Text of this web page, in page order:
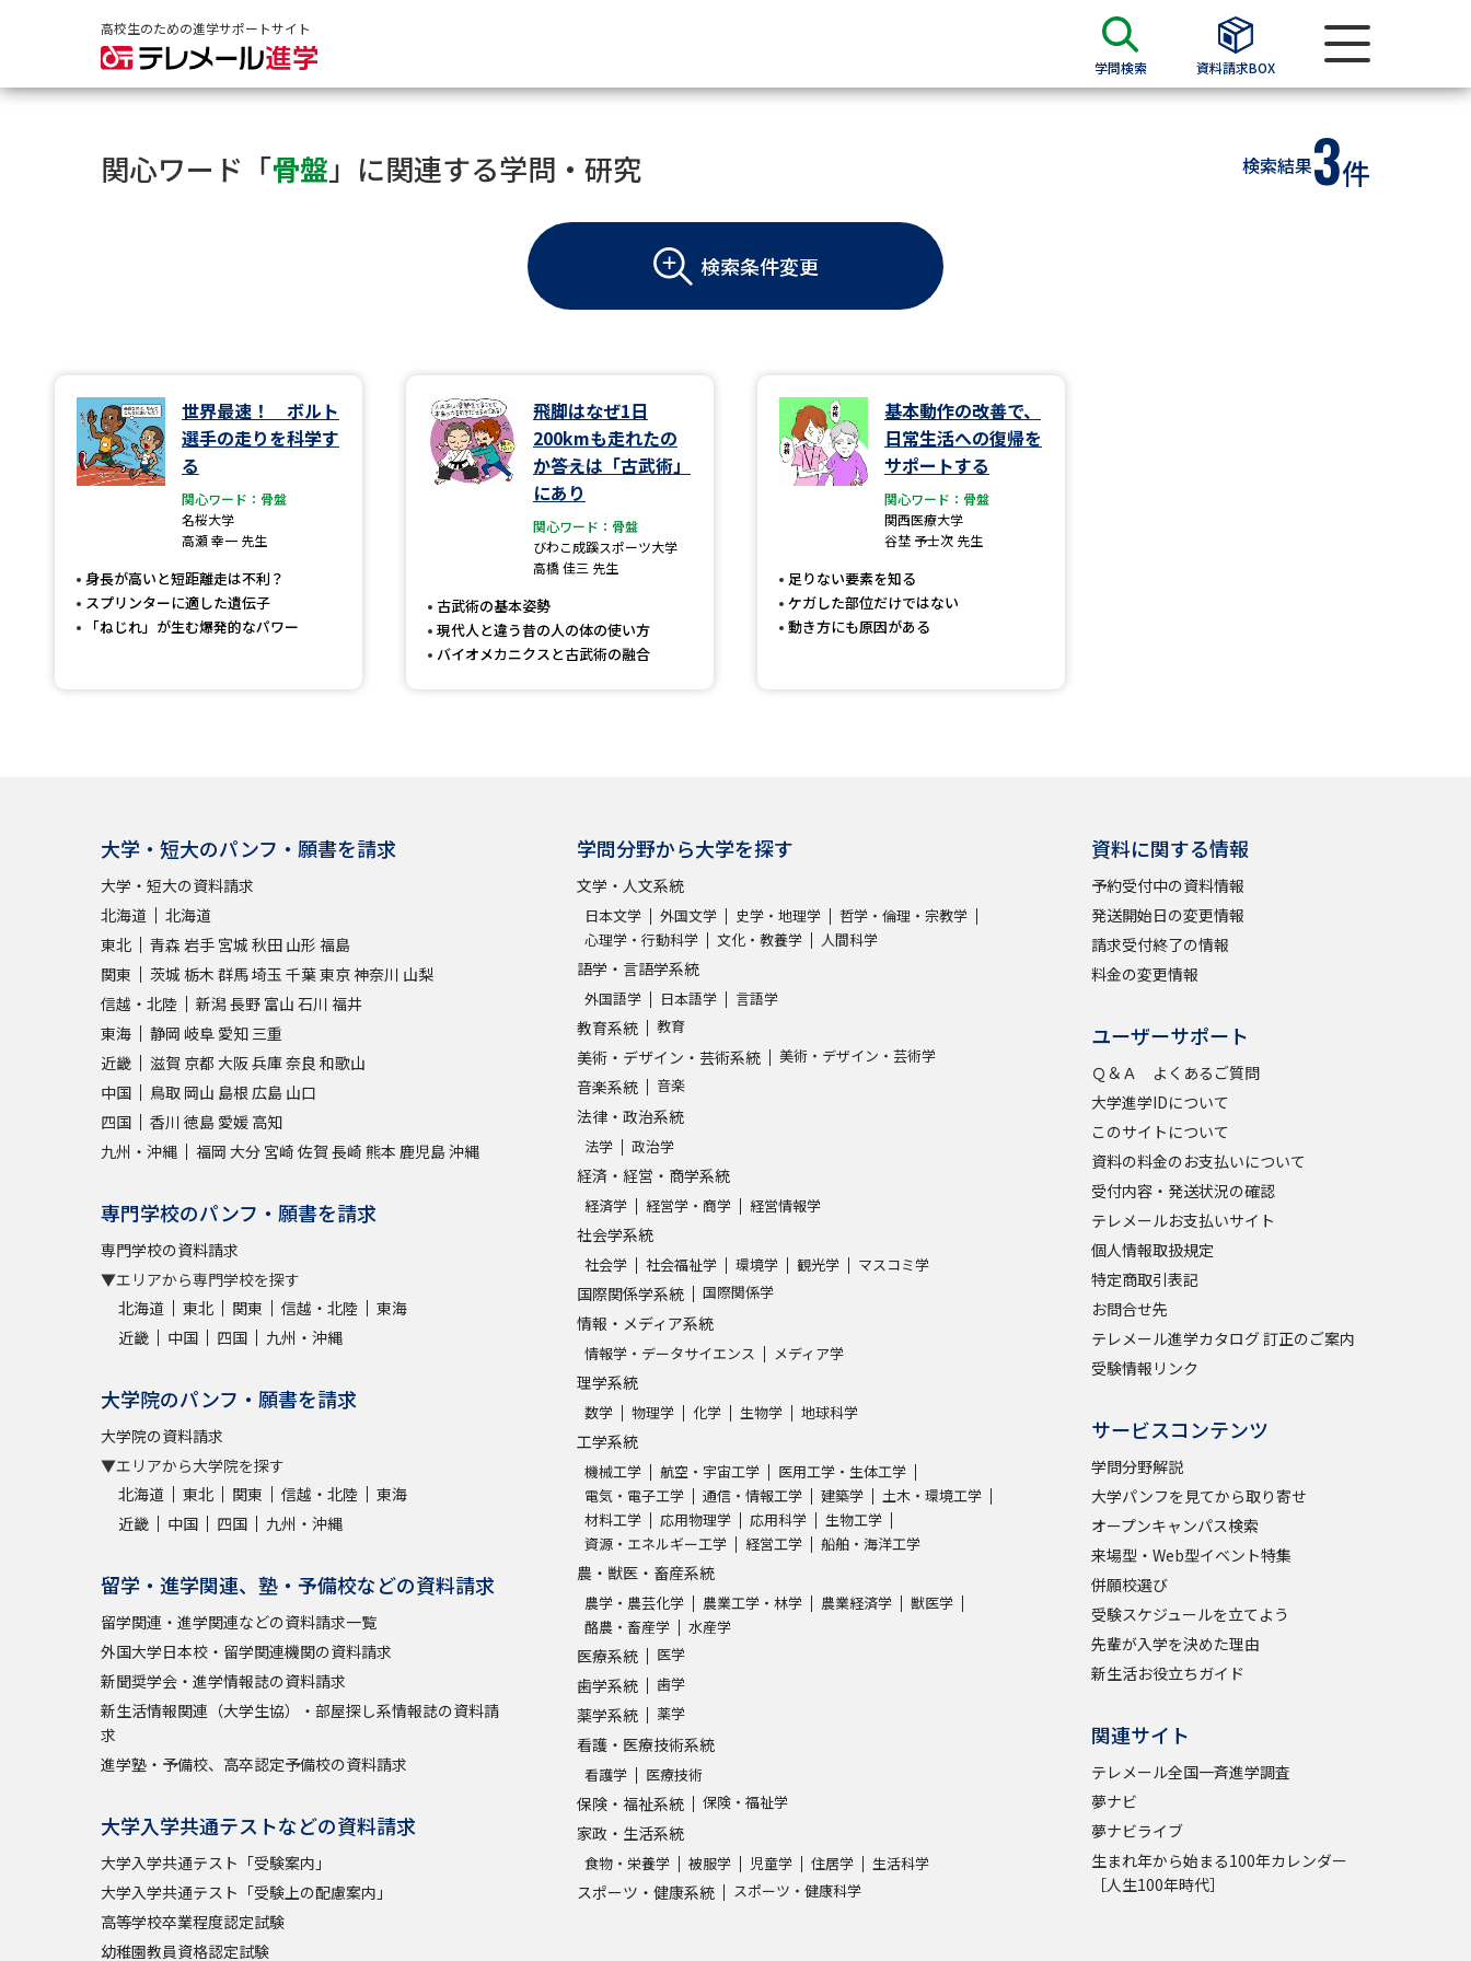
高校生のための進学サポートサイト
学問検索 資料請求BOX
大学・短大の資料種類から請求
大学パンフ
学部・学科パンフ
総合型選抜・学校推薦型選抜 募集要項＆願書
大学・短大以外の資料から請求
専門学校の資料請求 大学院の資料請求
大学入学共通テスト「受験案内」の請求
大学入学共通テスト「受験上の配慮案内」の請求
幼稚園教員資格認定試験
小学校教員資格認定試験
高等学校（情報）教員資格認定試験
新増設大学・学部・学科特集
国際・グローバルに強い大学特集
データサイエンス特集
デジタルパンフレット
進路の３択
新学年スタート号特集ページ（高3生用）
新学年スタート号特集ページ（高2生用）
SELFBRAND特集ページ
オープンキャンパスなどを調べる
オープンキャンパス検索
受験準備 資料検索
志望校・出願校を調べる
テレメール全国一斉進学調査
学問発見 学問検索
大学で学びたい学問発見
学問のミニ講義「夢ナビ講義」 学問の教科書 夢ナビライブ
ユーザーサポート
Ｑ＆Ａ よくあるご質問
このサイトについて
資料の料金のお支払いについて 受付内容・発送状況の確認 テレメール お支払いサイト
個人情報取扱規定
特定商取引表記
関心ワード「骨盤」に関連する学問・研究 検索結果3件
検索条件変更
世界最速！ ボルト
選手の走りを科学す
る
関心ワード：骨盤
名桜大学
高瀬 幸一 先生
身長が高いと短距離走は不利？
スプリンターに適した遺伝子
「ねじれ」が生む爆発的なパワー
飛脚はなぜ1日
200kmも走れたの
か――答えは「古武術」
にあり
関心ワード：骨盤
びわこ成蹊スポーツ大学
高橋 佳三 先生
古武術の基本姿勢
現代人と違う昔の人の体の使い方
バイオメカニクスと古武術の融合
基本動作の改善で、
日常生活への復帰を
サポートする
関心ワード：骨盤
関西医療大学
谷埜 予士次 先生
足りない要素を知る
ケガした部位だけではない
動き方にも原因がある
大学・短大のパンフ・願書を請求
大学・短大の資料請求
北海道
北海道
東北
青森 岩手 宮城 秋田 山形 福島
関東
茨城 栃木 群馬埼玉 千葉東京神奈川 山梨
信越・北陸
新潟長野 富山 石川 福井
東海
静岡 岐阜 愛知 三重
近畿
滋賀 京都 大阪兵庫奈良 和歌山
中国
鳥取 岡山 島根 広島 山口
四国
香川 徳島 愛媛 高知
九州・沖縄
福岡 大分 宮崎 佐賀 長崎 熊本 鹿児島沖縄
専門学校のパンフ・願書を請求
専門学校の資料請求
▼エリアから専門学校を探す
北海道
東北 関東 信越・北陸
東海
近畿
中国 四国 九州・沖縄
大学院のパンフ・願書を請求
大学院の資料請求
▼エリアから大学院を探す
北海道
東北 関東 信越・北陸
東海
近畿
中国 四国 九州・沖縄
留学・進学関連、塾・予備校などの資料請求
留学関連・進学関連などの資料請求一覧
外国大学日本校・留学関連機関の資料請求
新聞奨学会・進学情報誌の資料請求
新生活情報関連（大学生協）・部屋探し系情報誌の資料請
求
進学塾・予備校、高卒認定予備校の資料請求
大学入学共通テストなどの資料請求
大学入学共通テスト「受験案内」
大学入学共通テスト「受験上の配慮案内」
高等学校卒業程度認定試験
幼稚園教員資格認定試験
学問分野から大学を探す
文学・人文系統
日本文学 外国文学 史学・地理学
哲学・倫理・宗教学
心理学・行動科学
文化・教養学 人間科学
語学・言語学系統
外国語学 日本語学 言語学
教育系統 教育
美術・デザイン・芸術系統 美術・デザイン・芸術学
音楽系統 音楽
法律・政治系統
法学 政治学
経済・経営・商学系統
経済学 経営学・商学 経営情報学
社会学系統
社会学 社会福祉学 環境学 観光学 マスコミ学
国際関係学系統 国際関係学
情報・メディア系統
情報学・データサイエンス メディア学
理学系統
数学 物理学 化学 生物学 地球科学
工学系統
機械工学 航空・宇宙工学
医用工学・生体工学
電気・電子工学
通信・情報工学 建築学
土木・環境工学
材料工学
応用物理学 応用科学
生物工学
資源・エネルギー工学
経営工学 船舶・海洋工学
農・獣医・畜産系統
農学・農芸化学 農業工学・林学 農業経済学
獣医学
酪農・畜産学
水産学
医療系統 医学
歯学系統 歯学
薬学系統 薬学
看護・医療技術系統
看護学 医療技術
保険・福祉系統 保険・福祉学
家政・生活系統
食物・栄養学 被服学 児童学 住居学 生活科学
スポーツ・健康系統 スポーツ・健康科学
資料に関する情報
予約受付中の資料情報
発送開始日の変更情報
請求受付終了の情報
料金の変更情報
ユーザーサポート
Ｑ＆Ａ よくあるご質問
大学進学IDについて
このサイトについて
資料の料金のお支払いについて
受付内容・発送状況の確認
テレメールお支払いサイト
個人情報取扱規定
特定商取引表記
お問合せ先
テレメール進学カタログ 訂正のご案内
受験情報リンク
サービスコンテンツ
学問分野解説
大学パンフを見てから取り寄せ
オープンキャンパス検索
来場型・Web型イベント特集
併願校選び
受験スケジュールを立てよう
先輩が入学を決めた理由
新生活お役立ちガイド
関連サイト
テレメール全国一斉進学調査
夢ナビ
夢ナビライブ
生まれ年から始まる100年カレンダー
［人生100年時代］